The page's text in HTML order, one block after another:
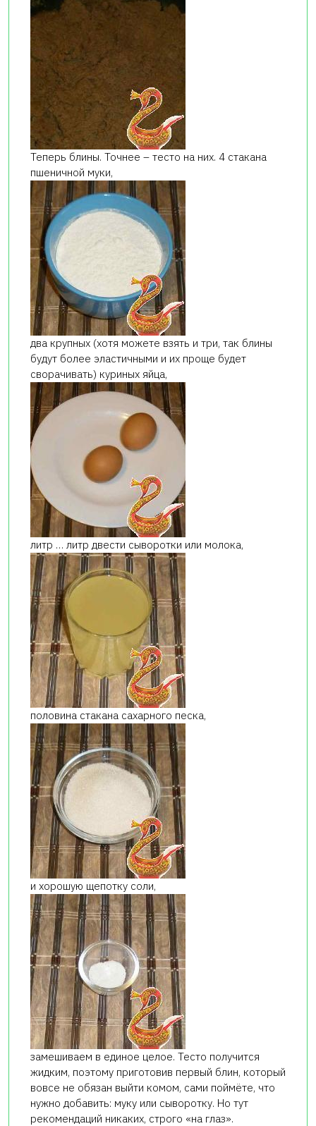
Теперь блины. Точнее – тесто на них. 4 стакана
пшеничной муки,
два крупных (хотя можете взять и три, так блины
будут более эластичными и их проще будет
сворачивать) куриных яйца,
литр … литр двести сыворотки или молока,
половина стакана сахарного песка,
и хорошую щепотку соли,
замешиваем в единое целое. Тесто получится
жидким, поэтому приготовив первый блин, который
вовсе не обязан выйти комом, сами поймёте, что
нужно добавить: муку или сыворотку. Но тут
рекомендаций никаких, строго «на глаз».